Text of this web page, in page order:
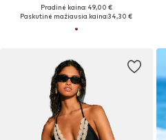
Pradinė kaina: 49,00 €
Paskutinė mažiausia kaina:34,30 €